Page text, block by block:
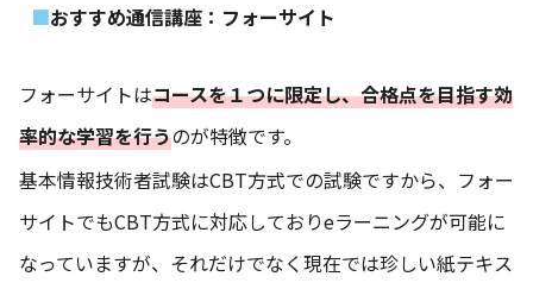
おすすめ通信講座：フォーサイト
フォーサイトはコースを１つに限定し、合格点を目指す効
率的な学習を行うのが特徴です。
基本情報技術者試験はCBT方式での試験ですから、フォー
サイトでもCBT方式に対応しておりeラーニングが可能に
なっていますが、それだけでなく現在では珍しい紙テキス